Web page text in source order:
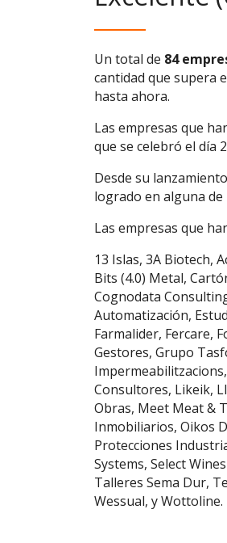
Un total de 84
cantidad que supera
hasta ahora.
Las empresas que
que se celebró el día
Desde su
logrado en alguna
Las empresas que
13 Islas, 3A Biotech,
Bits (4.0) Metal,
Cognodata
Automatización,
Farmalider, Fercare,
Gestores, Grupo
Consultores, Likeik,
Obras, Meet Meat &
Inmobiliarios, Oikos
Protecciones
Systems, Select
Talleres Sema Dur,
Wessual, y Wottoline.